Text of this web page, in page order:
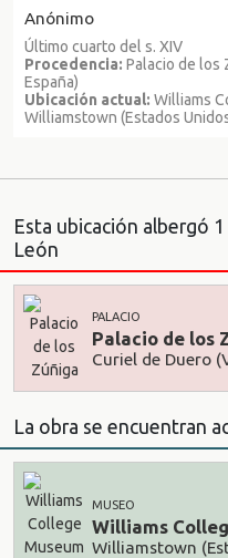
Anónimo
Último cuarto del s. XIV
Procedencia: Palacio de los
España)
Ubicación actual: Williams
Williamstown (Estados
Esta ubicación albergó
León
PALACIO
Palacio de los
Curiel de Duero
La obra se encuentran
MUSEO
Williams
Williamstown